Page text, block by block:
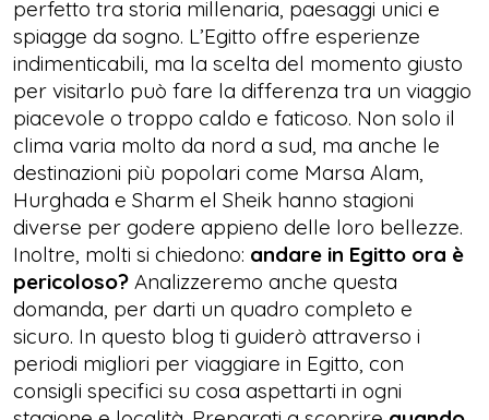
perfetto tra storia millenaria, paesaggi unici e
spiagge da sogno. L’Egitto offre esperienze
indimenticabili, ma la scelta del momento giusto
per visitarlo può fare la differenza tra un viaggio
piacevole o troppo caldo e faticoso. Non solo il
clima varia molto da nord a sud, ma anche le
destinazioni più popolari come Marsa Alam,
Hurghada e Sharm el Sheik hanno stagioni
diverse per godere appieno delle loro bellezze.
Inoltre, molti si chiedono: andare in Egitto ora è
pericoloso? Analizzeremo anche questa
domanda, per darti un quadro completo e
sicuro. In questo blog ti guiderò attraverso i
periodi migliori per viaggiare in Egitto, con
consigli specifici su cosa aspettarti in ogni